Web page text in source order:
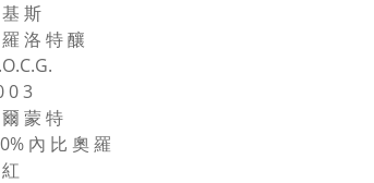
斯
洛 特 釀
0 3
蒙 特
內 比 奧 羅